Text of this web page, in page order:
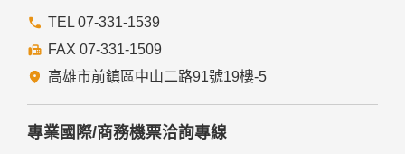
TEL 07-331-1539
FAX 07-331-1509
高雄市前鎮區中山二路91號19樓-5
專業國際/商務機票洽詢專線